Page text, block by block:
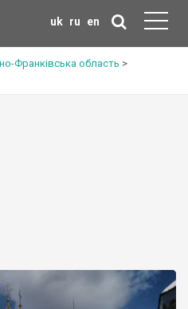
uk ru en
Франківська область >